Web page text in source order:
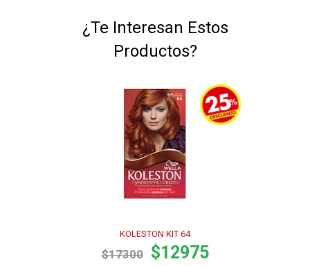
¿Te Interesan Estos
Productos?
KOLESTON KIT 64
$17300 $12975